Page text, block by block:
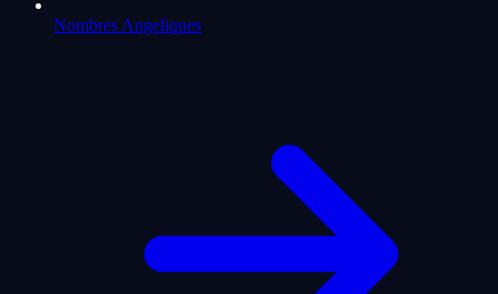
Nombres Angeliques